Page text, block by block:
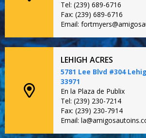
Tel: (239) 689-6716
Fax: (239) 689-6716
Email:
LEHIGH ACRES
5781 Lee Blvd #304
33971
En la Plaza de Publix
Tel: (239) 230-7214
Fax: (239) 230-7914
Email: